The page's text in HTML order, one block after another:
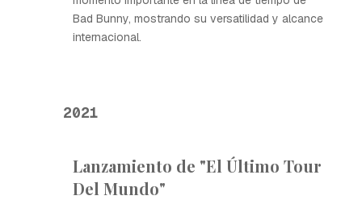
Bad Bunny, mostrando su versatilidad y alcance
internacional.
2021
Lanzamiento de "El Último Tour
Del Mundo"